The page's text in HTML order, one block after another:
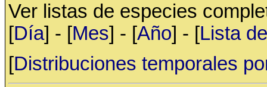
Ver listas de especies
[Día] - [Mes] - [Año] - [Lista
[Distribuciones temporales